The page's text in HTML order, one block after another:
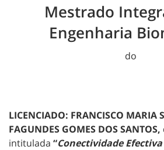
Mestrado
Engenharia
do
LICENCIADO: FRANCISCO MARIA
FAGUNDES GOMES DOS SANTOS,
intitulada “Conectividade